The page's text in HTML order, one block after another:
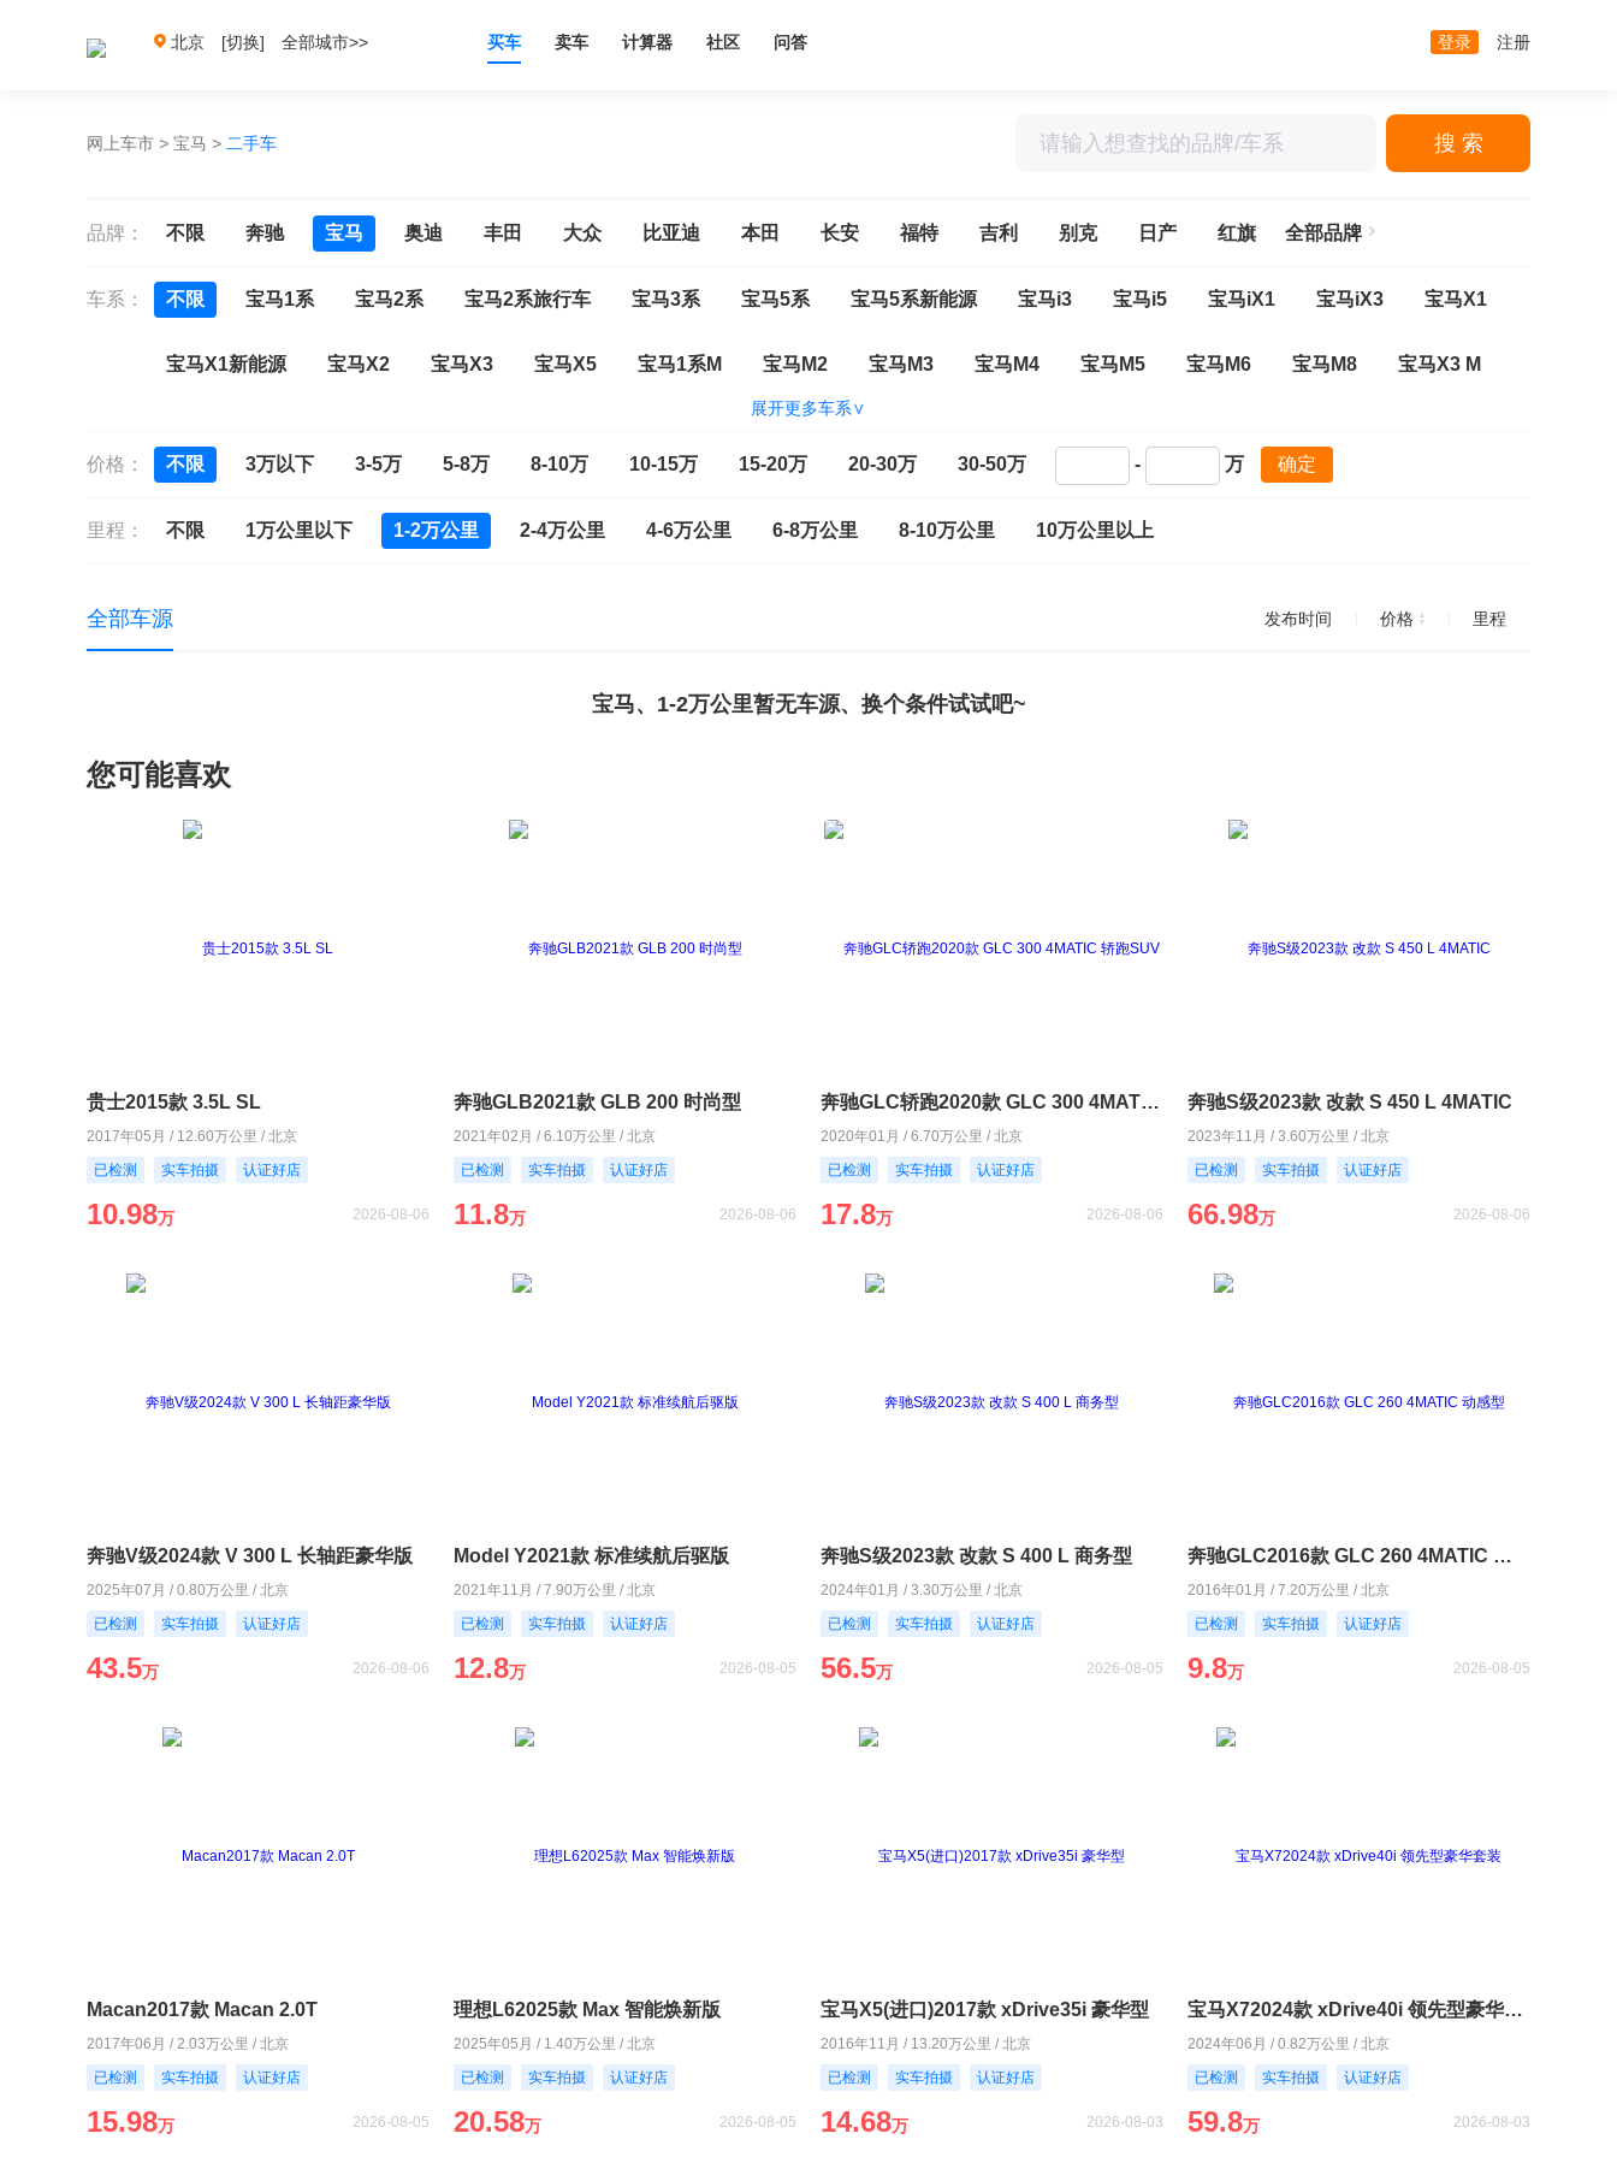
北京 [切换] 全部城市>> 买车 卖车 计算器 社区 问答 登录 注册
网上车市 > 宝马 > 二手车 搜 索
品牌： 不限 奔驰 宝马 奥迪 丰田 大众 比亚迪 本田 长安 福特 吉利 别克 日产 红旗 全部品牌
车系： 不限 宝马1系 宝马2系 宝马2系旅行车 宝马3系 宝马5系 宝马5系新能源 宝马i3 宝马i5 宝马iX1 宝马iX3 宝马X1
宝马X1新能源 宝马X2 宝马X3 宝马X5 宝马1系M 宝马M2 宝马M3 宝马M4 宝马M5 宝马M6 宝马M8 宝马X3 M
宝马i3(进口)
展开更多车系∨
价格： 不限 3万以下 3-5万 5-8万 8-10万 10-15万 15-20万 20-30万 30-50万 - 万 确定
里程： 不限 1万公里以下 1-2万公里 2-4万公里 4-6万公里 6-8万公里 8-10万公里 10万公里以上
全部车源 发布时间 价格 里程
宝马、1-2万公里暂无车源、换个条件试试吧~
您可能喜欢
贵士2015款 3.5L SL
2017年05月 / 12.60万公里 / 北京
已检测
实车拍摄 认证好店
10.98万 2026-08-06
奔驰GLB2021款 GLB 200 时尚型
2021年02月 / 6.10万公里 / 北京
已检测
实车拍摄 认证好店
11.8万 2026-08-06
奔驰GLC轿跑2020款 GLC 300 4MATIC 轿跑SUV
2020年01月 / 6.70万公里 / 北京
已检测
实车拍摄 认证好店
17.8万 2026-08-06
奔驰S级2023款 改款 S 450 L 4MATIC
2023年11月 / 3.60万公里 / 北京
已检测
实车拍摄 认证好店
66.98万 2026-08-06
奔驰V级2024款 V 300 L 长轴距豪华版
2025年07月 / 0.80万公里 / 北京
已检测
实车拍摄 认证好店
43.5万 2026-08-06
Model Y2021款 标准续航后驱版
2021年11月 / 7.90万公里 / 北京
已检测
实车拍摄 认证好店
12.8万 2026-08-05
奔驰S级2023款 改款 S 400 L 商务型
2024年01月 / 3.30万公里 / 北京
已检测
实车拍摄 认证好店
56.5万 2026-08-05
奔驰GLC2016款 GLC 260 4MATIC 动感型
2016年01月 / 7.20万公里 / 北京
已检测
实车拍摄 认证好店
9.8万 2026-08-05
Macan2017款 Macan 2.0T
2017年06月 / 2.03万公里 / 北京
已检测
实车拍摄 认证好店
15.98万 2026-08-05
理想L62025款 Max 智能焕新版
2025年05月 / 1.40万公里 / 北京
已检测
实车拍摄 认证好店
20.58万 2026-08-05
宝马X5(进口)2017款 xDrive35i 豪华型
2016年11月 / 13.20万公里 / 北京
已检测
实车拍摄 认证好店
14.68万 2026-08-03
宝马X72024款 xDrive40i 领先型豪华套装
2024年06月 / 0.82万公里 / 北京
已检测
实车拍摄 认证好店
59.8万 2026-08-03